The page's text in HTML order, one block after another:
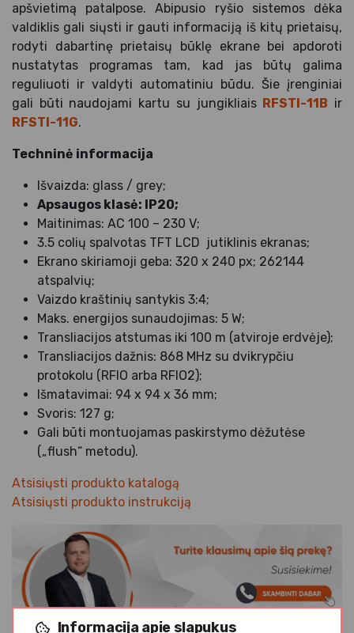
Informacija apie slapukus
apšvietimą patalpose. Abipusio ryšio sistemos dėka
valdiklis gali siųsti ir gauti informaciją iš kitų prietaisų,
rodyti dabartinę prietaisų būklę ekrane bei apdoroti
nustatytas programas tam, kad jas būtų galima
reguliuoti ir valdyti automatiniu būdu. Šie įrenginiai
gali būti naudojami kartu su jungikliais RFSTI-11B ir
RFSTI-11G.
Techninė informacija
Išvaizda: glass / grey;
Apsaugos klasė: IP20;
Maitinimas: AC 100 – 230 V;
3.5 colių spalvotas TFT LCD jutiklinis ekranas;
Ekrano skiriamoji geba: 320 x 240 px; 262144
atspalvių;
Vaizdo kraštinių santykis 3:4;
Maks. energijos sunaudojimas: 5 W;
Transliacijos atstumas iki 100 m (atviroje erdvėje);
Transliacijos dažnis: 868 MHz su dvikrypčiu
protokolu (RFIO arba RFIO2);
Išmatavimai: 94 x 94 x 36 mm;
Svoris: 127 g;
Gali būti montuojamas paskirstymo dėžutėse
(„flush“ metodu).
Atsisiųsti produkto katalogą
Atsisiųsti produkto instrukciją
+37068514830 matas@rubisolis.lt